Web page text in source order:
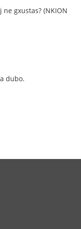
gxustas? (NKION
dubo.